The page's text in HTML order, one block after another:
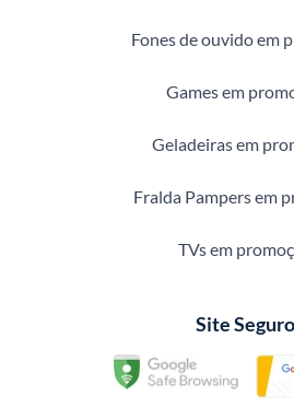
Fones de ouvido em
Games em
Geladeiras em
Fralda Pampers em
TVs em
Site Seguro